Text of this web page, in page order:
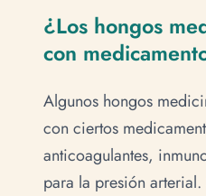
¿Los hongos
con
Algunos hongos
con ciertos
anticoagulantes,
para la presión